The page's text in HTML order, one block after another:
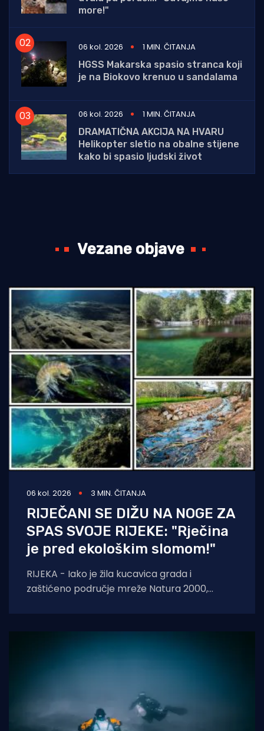
more!"
06 kol. 2026
1 MIN. ČITANJA
HGSS Makarska spasio stranca koji
je na Biokovo krenuo u sandalama
06 kol. 2026
1 MIN. ČITANJA
DRAMATIČNA AKCIJA NA HVARU
Helikopter sletio na obalne stijene
kako bi spasio ljudski život
Vezane objave
06 kol. 2026 3 MIN. ČITANJA
RIJEČANI SE DIŽU NA NOGE ZA
SPAS SVOJE RIJEKE: "Rječina
je pred ekološkim slomom!"
RIJEKA - Iako je žila kucavica grada i
zaštićeno područje mreže Natura 2000,